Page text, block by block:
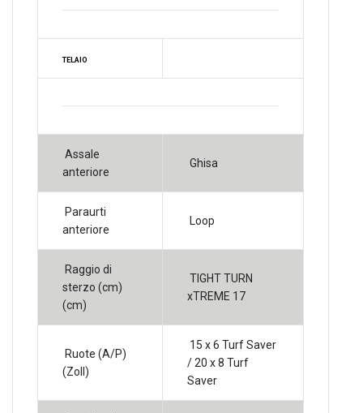
TELAIO
Assale
anteriore
Ghisa
Paraurti
anteriore
Loop
Raggio di
sterzo (cm)
(cm)
TIGHT TURN
xTREME 17
Ruote (A/P)
(Zoll)
15 x 6 Turf Saver
/ 20 x 8 Turf
Saver